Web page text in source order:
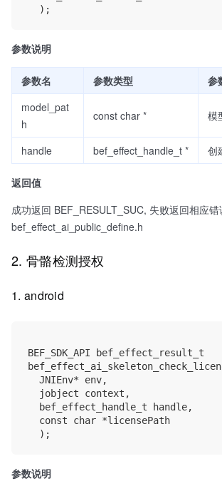
参数说明
参数名 参数类型
参
model_pat
h
const char * 模
handle bef_effect_handle_t * 创
返回值
成功返回 BEF_RESULT_SUC, 失败返回相应
bef_effect_ai_public_define.h
2. 骨骼检测授权
1. android
BEF_SDK_API bef_effect_result_t
参数说明